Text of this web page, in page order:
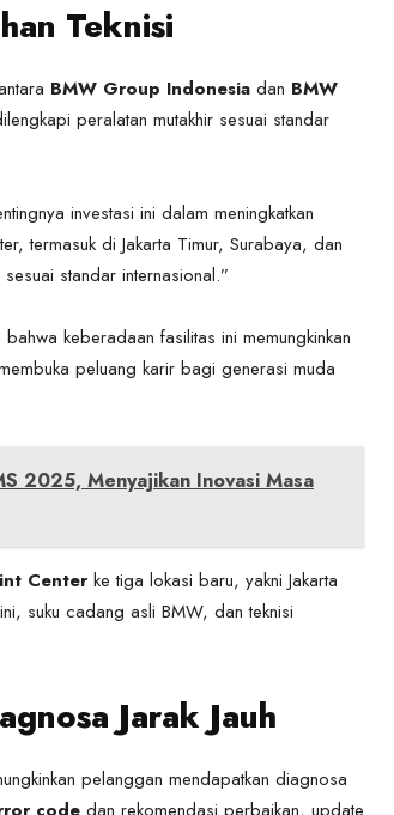
Teknisi
BMW Group Indonesia dan BMW
peralatan mutakhir sesuai standar
investasi ini dalam meningkatkan
termasuk di Jakarta Timur, Surabaya, dan
standar internasional.”
bahwa keberadaan fasilitas ini memungkinkan
peluang karir bagi generasi muda
2025, Menyajikan Inovasi Masa
Centerke tiga lokasi baru, yakni Jakarta
suku cadang asli BMW, dan teknisi
Jarak Jauh
pelanggan mendapatkan diagnosa